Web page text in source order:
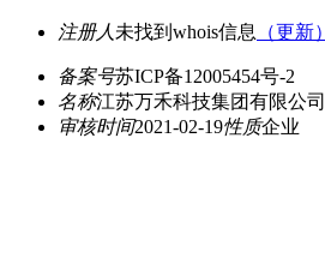
注册人 未找到whois信息 （更新）
备案号苏ICP备12005454号-2
名称江苏万禾科技集团有限公司
审核时间2021-02-19性质企业